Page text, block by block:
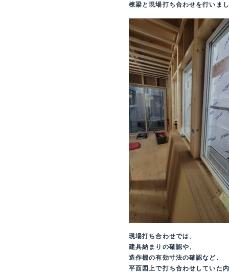
棟梁と現場打ち合わせを行いま
現場打ち合わせでは、
建具納まりの確認や、
造作棚の有効寸法の確認など、
平面図上で打ち合わせしていた